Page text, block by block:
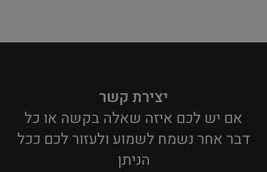
יצירת קשר
אם יש לכם איזה שאלה בקשה או כל
דבר אחר נשמח לשמוע ולעזור לכם ככל
הניתן​